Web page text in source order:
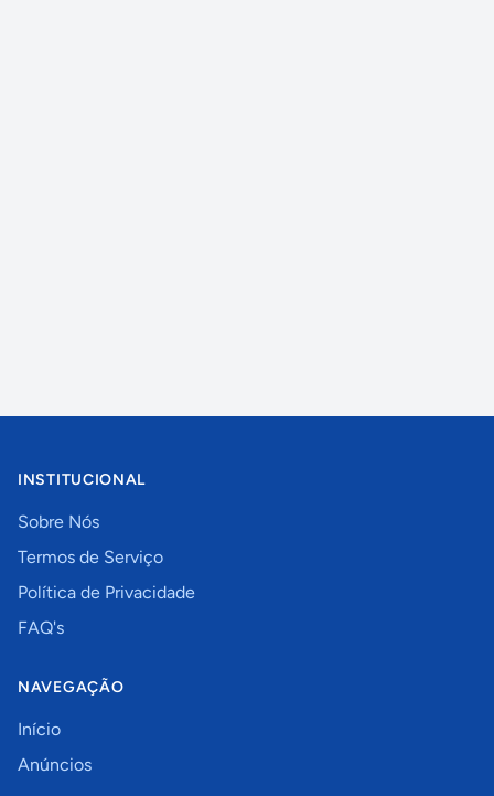
INSTITUCIONAL
Sobre Nós
Termos de Serviço
Política de Privacidade
FAQ's
NAVEGAÇÃO
Início
Anúncios